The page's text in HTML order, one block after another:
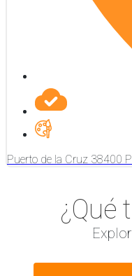
Puerto de la Cruz 38400
¿Qué